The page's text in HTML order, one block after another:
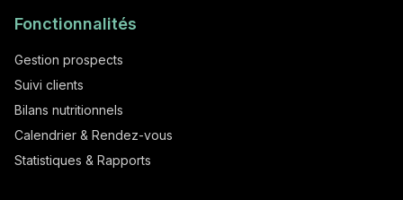
Fonctionnalités
Gestion prospects
Suivi clients
Bilans nutritionnels
Calendrier & Rendez-vous
Statistiques & Rapports